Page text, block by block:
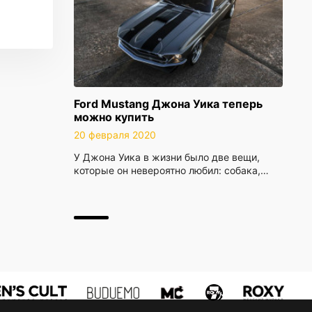
Ford Mustang Джона Уика теперь
можно купить
20 февраля 2020
У Джона Уика в жизни было две вещи,
которые он невероятно любил: собака,…